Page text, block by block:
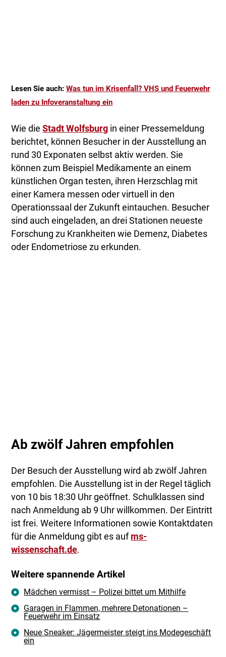
Lesen Sie auch:Was tun im Krisenfall? VHS und Feuerwehr
laden zu Infoveranstaltung ein
Wie dieStadt Wolfsburg in einer Pressemeldung
berichtet, können Besucher in der Ausstellung an
rund 30 Exponaten selbst aktiv werden. Sie
können zum Beispiel Medikamente an einem
künstlichen Organ testen, ihren Herzschlag mit
einer Kamera messen oder virtuell in den
Operationssaal der Zukunft eintauchen. Besucher
sind auch eingeladen, an drei Stationen neueste
Forschung zu Krankheiten wie Demenz, Diabetes
oder Endometriose zu erkunden.
Ab zwölf Jahren empfohlen
Der Besuch der Ausstellung wird ab zwölf Jahren
empfohlen. Die Ausstellung ist in der Regel täglich
von 10 bis 18:30 Uhr geöffnet. Schulklassen sind
nach Anmeldung ab 9 Uhr willkommen. Der Eintritt
ist frei. Weitere Informationen sowie Kontaktdaten
für die Anmeldung gibt es auf ms-
wissenschaft.de.
Weitere spannende Artikel
Mädchen vermisst – Polizei bittet um Mithilfe
Garagen in Flammen, mehrere Detonationen –
Feuerwehr im Einsatz
Neue Sneaker: Jägermeister steigt ins Modegeschäft
ein